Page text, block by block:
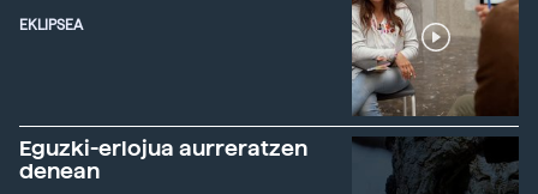
EKLIPSEA
Eguzki-erlojua aurreratzen
denean